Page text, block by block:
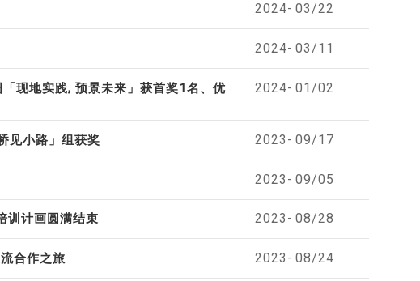
2024- 03/22
2024- 03/11
现地实践, 预景未来」获首奖1名、优
2024- 01/02
见小路」组获奖 2023- 09/17
2023- 09/05
训计画圆满结束 2023- 08/28
合作之旅 2023- 08/24